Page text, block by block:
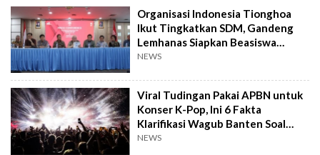
Organisasi Indonesia Tionghoa
Ikut Tingkatkan SDM, Gandeng
Lemhanas Siapkan Beasiswa
Hingga S3
NEWS
Viral Tudingan Pakai APBN untuk
Konser K-Pop, Ini 6 Fakta
Klarifikasi Wagub Banten Soal
Putrinya
NEWS